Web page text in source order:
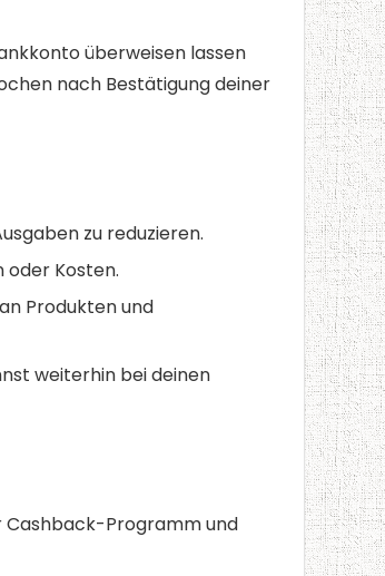
überweisen lassen
nach Bestätigung deiner
zu reduzieren.
Kosten.
Produkten und
weiterhin bei deinen
Cashback-Programm und